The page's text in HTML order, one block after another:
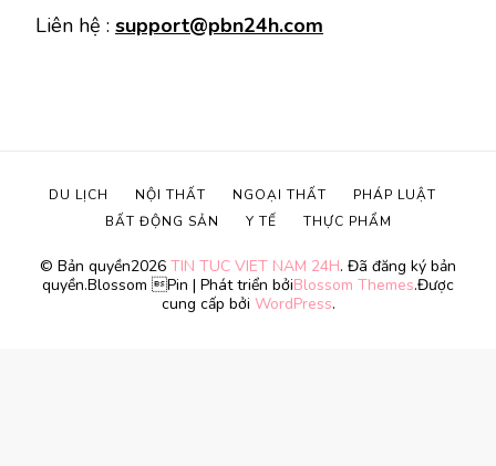
Liên hệ : support@pbn24h.com
© Bản quyền2026 TIN TUC VIET NAM 24H. Đã đăng ký bản
quyền.Blossom Pin | Phát triển bởiBlossom Themes.Được
cung cấp bởi WordPress.
DU LỊCH NỘI THẤT NGOẠI THẤT
PHÁP LUẬT
BẤT ĐỘNG SẢN
Y TẾ THỰC PHẨM